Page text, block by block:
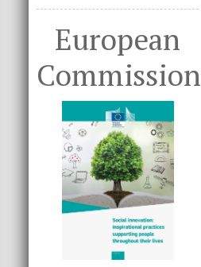
European
Commission